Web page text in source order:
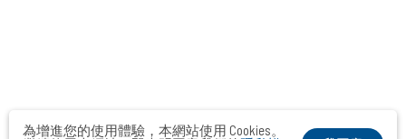
為增進您的使用體驗，本網站使用 Cookies。